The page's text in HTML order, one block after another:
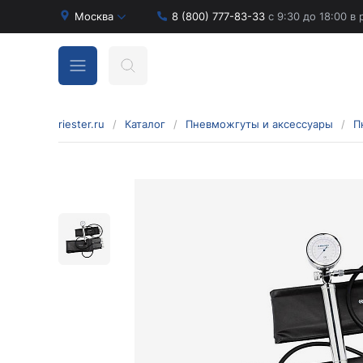
Москва 8 (800) 777-83-33 с 9:30 до 18:00 в
Бинокулярные лупы
Оголовья для бинокулярных луп
riester.ru / Каталог / Пневможгуты и аксессуары /